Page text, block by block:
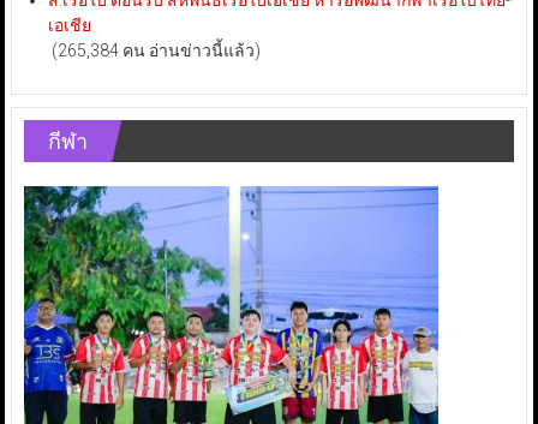
เอเชีย
(265,384 คน อ่านข่าวนี้แล้ว)
กีฬา